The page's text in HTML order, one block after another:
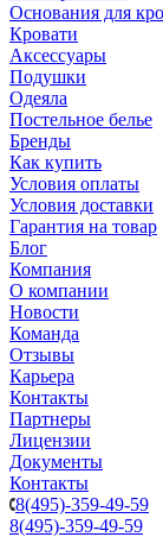
Основания для
Кровати
Аксессуары
Подушки
Одеяла
Постельное белье
Бренды
Как купить
Условия оплаты
Условия доставки
Гарантия на товар
Блог
Компания
О компании
Новости
Команда
Отзывы
Карьера
Контакты
Партнеры
Лицензии
Документы
Контакты
8(495)-359-49-59
8(495)-359-49-59